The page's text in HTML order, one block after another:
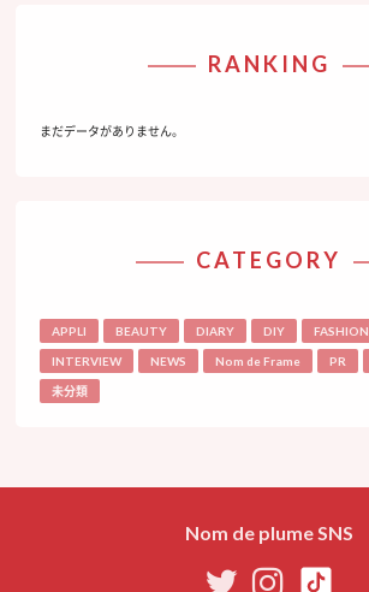
RANKING
まだデータがありません。
CATEGORY
APPLI BEAUTY DIARY DIY FASHION
INTERVIEW NEWS Nom de Frame PR
未分類
Nom de plume SNS